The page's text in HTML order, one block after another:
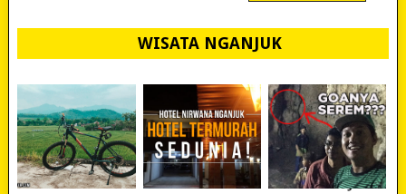
WISATA NGANJUK
REVIEW POLYGON MURAH BANGET! WISATA NGANJUK: